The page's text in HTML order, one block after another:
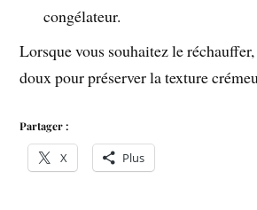
congélateur.
Lorsque vous souhaitez le
doux pour préserver la texture
Partager :
X Plus